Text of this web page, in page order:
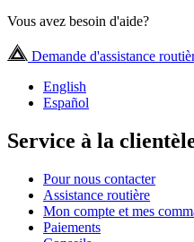
Vous avez besoin d'aide?
Demande d'assistance
English
Español
Service à la
Pour nous contacter
Assistance routière
Mon compte et mes
Paiements